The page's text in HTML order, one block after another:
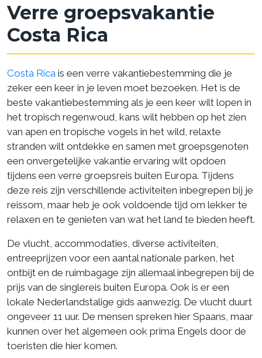
Verre groepsvakantie
Costa Rica
Costa Rica is een verre vakantiebestemming die je
zeker een keer in je leven moet bezoeken. Het is de
beste vakantiebestemming als je een keer wilt lopen in
het tropisch regenwoud, kans wilt hebben op het zien
van apen en tropische vogels in het wild, relaxte
stranden wilt ontdekke en samen met groepsgenoten
een onvergetelijke vakantie ervaring wilt opdoen
tijdens een verre groepsreis buiten Europa. Tijdens
deze reis zijn verschillende activiteiten inbegrepen bij je
reissom, maar heb je ook voldoende tijd om lekker te
relaxen en te genieten van wat het land te bieden heeft.
De vlucht, accommodaties, diverse activiteiten,
entreeprijzen voor een aantal nationale parken, het
ontbijt en de ruimbagage zijn allemaal inbegrepen bij de
prijs van de singlereis buiten Europa. Ook is er een
lokale Nederlandstalige gids aanwezig. De vlucht duurt
ongeveer 11 uur. De mensen spreken hier Spaans, maar
kunnen over het algemeen ook prima Engels door de
toeristen die hier komen.